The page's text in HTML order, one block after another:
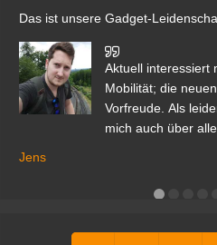
Das ist unsere Gadget-
Aktuell interessiert
Mobilität; die
Vorfreude. Als
mich auch über
Jens